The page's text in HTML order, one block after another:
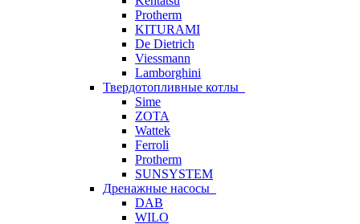
Protherm
KITURAMI
De Dietrich
Viessmann
Lamborghini
Твердотопливные котлы
Sime
ZOTA
Wattek
Ferroli
Protherm
SUNSYSTEM
Дренажные насосы
DAB
WILO